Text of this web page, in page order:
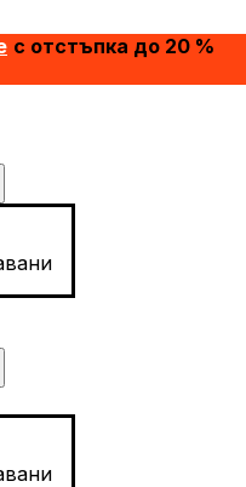
с отстъпка до 20 %